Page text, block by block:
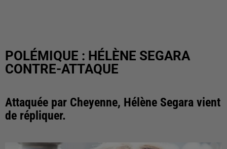
POLÉMIQUE : HÉLÈNE SEGARA
CONTRE-ATTAQUE
Attaquée par Cheyenne, Hélène Segara vient
de répliquer.